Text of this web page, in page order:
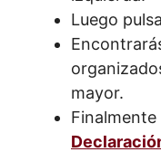
Luego
mayor.